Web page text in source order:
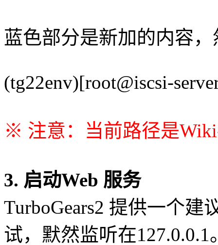
蓝色部分是新加的内容
(tg22env)[root@iscsi-
※ 注意：当前路径是
3. 启动Web 服务
TurboGears2 提供一个建
试，默然监听在